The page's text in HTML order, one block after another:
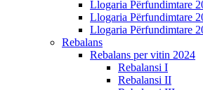
Llogaria Përfundimtare
Llogaria Përfundimtare
Llogaria Përfundimtare
Rebalans
Rebalans per vitin 2024
Rebalansi I
Rebalansi II